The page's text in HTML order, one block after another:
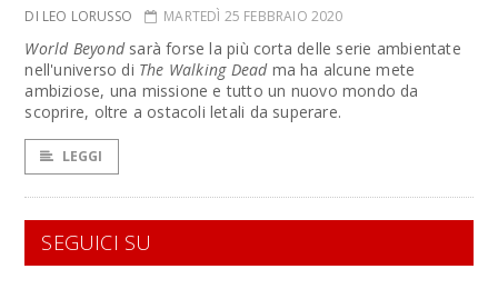
DI LEO LORUSSO MARTEDÌ 25 FEBBRAIO 2020
World Beyondsarà forse la più corta delle serie ambientate
nell'universo di The Walking Deadma ha alcune mete
ambiziose, una missione e tutto un nuovo mondo da
scoprire, oltre a ostacoli letali da superare.
LEGGI
SEGUICI SU